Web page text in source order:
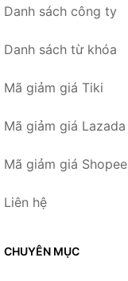
Danh sách công ty
Danh sách từ khóa
Mã giảm giá Tiki
Mã giảm giá Lazada
Mã giảm giá Shopee
Liên hệ
CHUYÊN MỤC